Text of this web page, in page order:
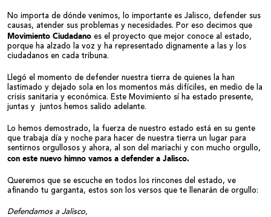
No importa de dónde venimos, lo importante es Jalisco, defender sus
causas, atender sus problemas y necesidades. Por eso decimos que
Movimiento Ciudadano es el proyecto que mejor conoce al estado,
porque ha alzado la voz y ha representado dignamente a las y los
ciudadanos en cada tribuna.
Llegó el momento de defender nuestra tierra de quienes la han
lastimado y dejado sola en los momentos más difíciles, en medio de la
crisis sanitaria y económica. Este Movimiento sí ha estado presente,
juntas y juntos hemos salido adelante.
Lo hemos demostrado, la fuerza de nuestro estado está en su gente
que trabaja día y noche para hacer de nuestra tierra un lugar para
sentirnos orgullosos y ahora, al son del mariachi y con mucho orgullo,
con este nuevo himno vamos a defender a Jalisco.
Queremos que se escuche en todos los rincones del estado, ve
afinando tu garganta, estos son los versos que te llenarán de orgullo:
Defendamos a Jalisco,